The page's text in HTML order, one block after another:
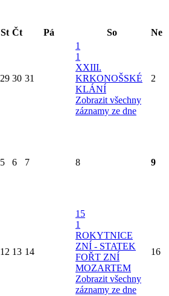
St Čt Pá So Ne
29 30 31
1
1
XXIII.
KRKONOŠSKÉ
KLÁNÍ
Zobrazit všechny
záznamy ze dne
2
5 6 7 8 9
12 13 14
15
1
ROKYTNICE
ZNÍ - STATEK
FOŘT ZNÍ
MOZARTEM
Zobrazit všechny
záznamy ze dne
16